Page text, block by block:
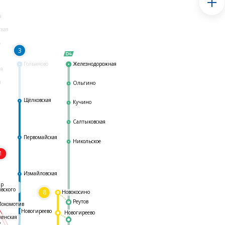
Гольяново
3
8
Железнодорожная
Ольгино
Кучино
Салтыковская
Никольское
Реутов
Измайловская
Первомайская
Щёлковская
Новогиреево
Новогиреево
Новокосино